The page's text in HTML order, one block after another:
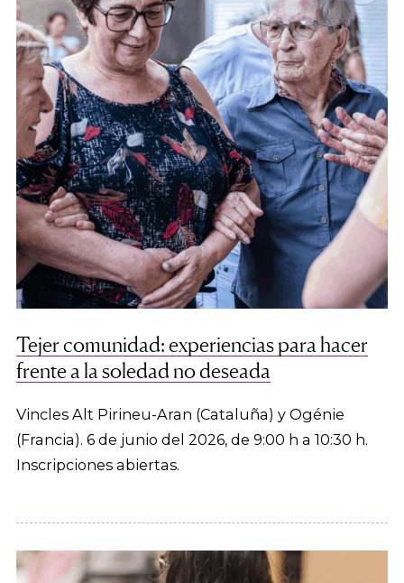
Tejer comunidad: experiencias para hacer
frente a la soledad no deseada
Vincles Alt Pirineu-Aran (Cataluña) y Ogénie
(Francia). 6 de junio del 2026, de 9:00 h a 10:30 h.
Inscripciones abiertas.